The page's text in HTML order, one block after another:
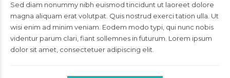
Sed diam nonummy nibh euismod tincidunt ut laoreet dolore
magna aliquam erat volutpat. Quis nostrud exerci tation ulla. Ut
wisi enim ad minim veniam. Eodem modo typi, qui nunc nobis
videntur parum clari, fiant sollemnes in futurum. Lorem ipsum
dolor sit amet, consectetuer adipiscing elit.